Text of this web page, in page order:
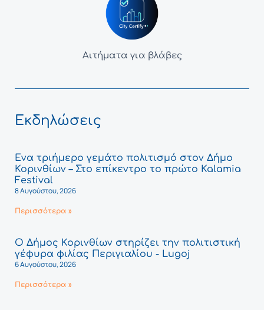
Αιτήματα για βλάβες
Εκδηλώσεις
Ένα τριήμερο γεμάτο πολιτισμό στον Δήμο
Κορινθίων – Στο επίκεντρο το πρώτο Kalamia
Festival
8 Αυγούστου, 2026
Περισσότερα »
Ο Δήμος Κορινθίων στηρίζει την πολιτιστική
γέφυρα φιλίας Περιγιαλίου - Lugoj
6 Αυγούστου, 2026
Περισσότερα »